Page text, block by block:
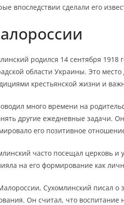
впоследствии сделали его
родился 14 сентября
области Украины. Это
крестьянской жизни и
много времени на
другие ежедневные задачи.
его позитивное
часто посещал церковь и
на его формирование как
Сухомлинский писал
Он считал, что